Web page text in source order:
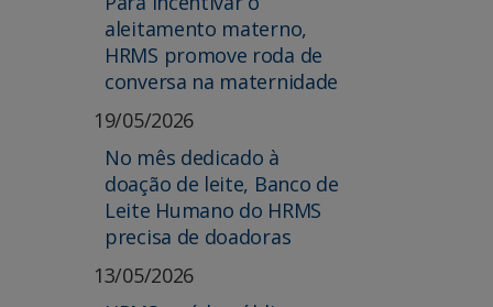
aleitamento materno,
HRMS promove roda de
conversa na maternidade
19/05/2026
No mês dedicado à
doação de leite, Banco de
Leite Humano do HRMS
precisa de doadoras
13/05/2026